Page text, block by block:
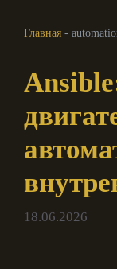
Главная -
18.06.2026